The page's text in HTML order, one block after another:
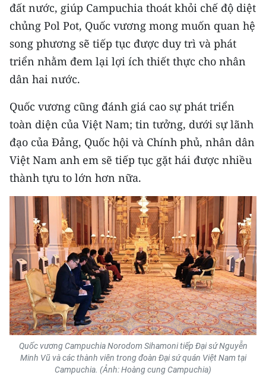
Infographic
TIN MỚI
TIN ĐỊA PHƯƠNG
Trung du và miền núi phía Bắc
Đồng bằng sông Hồng
Bắc Trung Bộ
Duyên hải Nam Trung Bộ và Tây
Nguyên
Đông Nam Bộ
Đồng bằng sông Cửu Long
Chuyên trang Hà Nội
Chuyên trang TP. Hồ Chí Minh
CHUYÊN ĐỀ
CÁC CHUYÊN TRANG
đất nước, giúp Campuchia thoát khỏi chế độ diệt
chủng Pol Pot, Quốc vương mong muốn quan hệ
song phương sẽ tiếp tục được duy trì và phát
triển nhằm đem lại lợi ích thiết thực cho nhân
dân hai nước.
Quốc vương cũng đánh giá cao sự phát triển
toàn diện của Việt Nam; tin tưởng, dưới sự lãnh
đạo của Đảng, Quốc hội và Chính phủ, nhân dân
Việt Nam anh em sẽ tiếp tục gặt hái được nhiều
thành tựu to lớn hơn nữa.
Quốc vương Campuchia Norodom Sihamoni tiếp Đại sứ Nguyễn
Minh Vũ và các thành viên trong đoàn Đại sứ quán Việt Nam tại
Campuchia. (Ảnh: Hoàng cung Campuchia)